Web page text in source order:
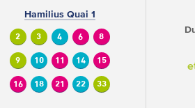
Hamilius Quai 1
2 3 4 6 8
9 10 11 14 15
16 18 21 22 33